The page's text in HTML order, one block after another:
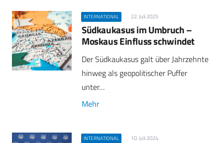
INTERNATIONAL 22. Juli 2025
Südkaukasus im Umbruch –
Moskaus Einfluss schwindet
Der Südkaukasus galt über Jahrzehnte
hinweg als geopolitischer Puffer
unter…
Mehr
INTERNATIONAL 10. Juli 2024